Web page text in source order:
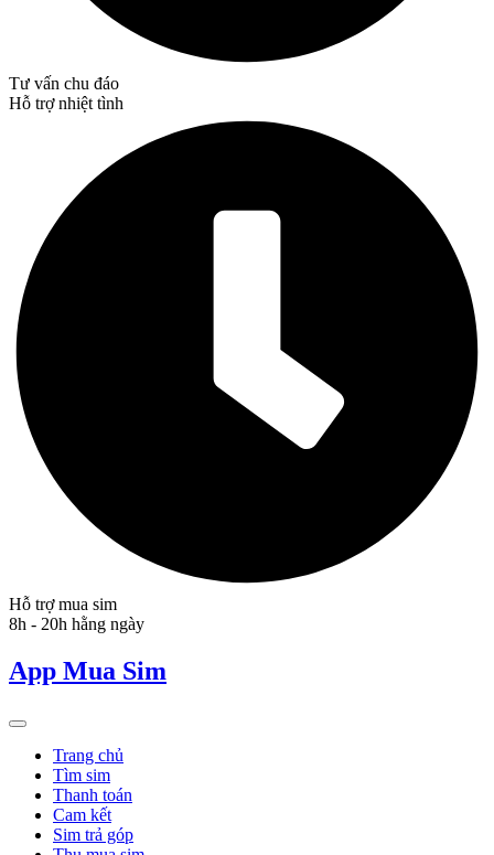
Tư vấn chu đáo
Hỗ trợ nhiệt tình
Hỗ trợ mua sim
8h - 20h hằng ngày
App Mua Sim
Trang chủ
Tìm sim
Thanh toán
Cam kết
Sim trả góp